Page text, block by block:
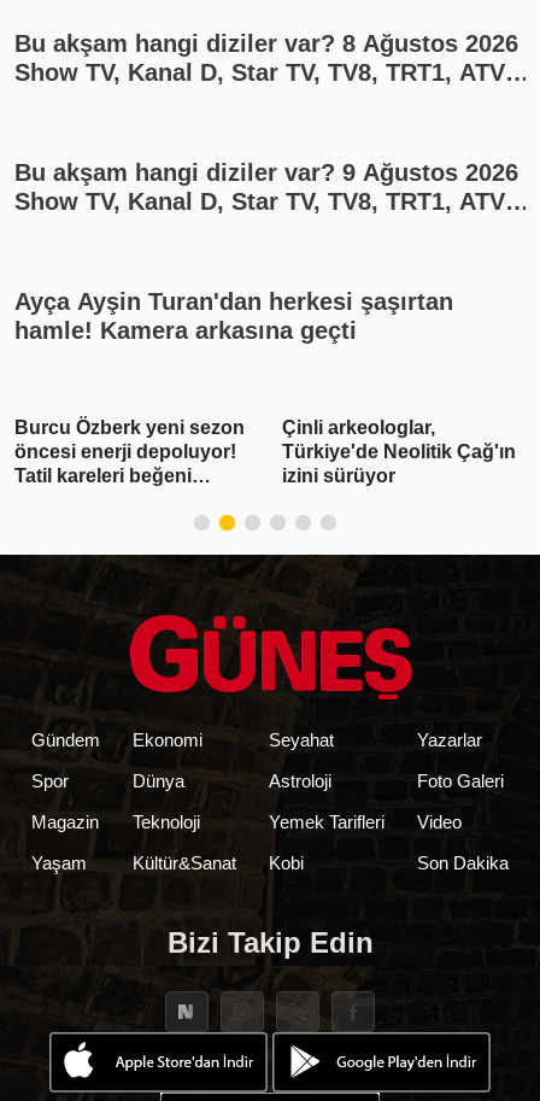
Bu akşam hangi diziler var? 8 Ağustos 2026
Show TV, Kanal D, Star TV, TV8, TRT1, ATV
Bu akşam hangi diziler var? 9 Ağustos 2026
Show TV, Kanal D, Star TV, TV8, TRT1, ATV
Ayça Ayşin Turan'dan herkesi şaşırtan
hamle! Kamera arkasına geçti
Burcu Özberk yeni sezon
öncesi enerji depoluyor!
Tatil kareleri beğeni
Çinli arkeologlar,
Türkiye'de Neolitik Çağ'ın
izini sürüyor
Gündem
Spor
Magazin
Yaşam
Ekonomi
Dünya
Teknoloji
Kültür&Sanat
Seyahat
Astroloji
Yemek Tarifleri
Kobi
Yazarlar
Foto Galeri
Video
Son Dakika
Bizi Takip Edin